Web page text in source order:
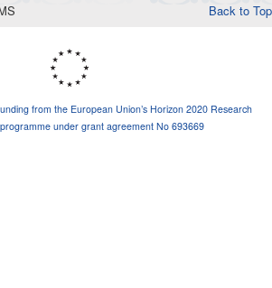
Back to Top
from the European Union’s Horizon 2020 Research
under grant agreement No 693669